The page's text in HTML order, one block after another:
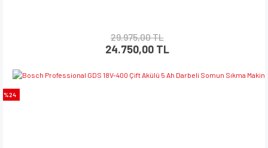
29.975,00 TL
24.750,00 TL
%24